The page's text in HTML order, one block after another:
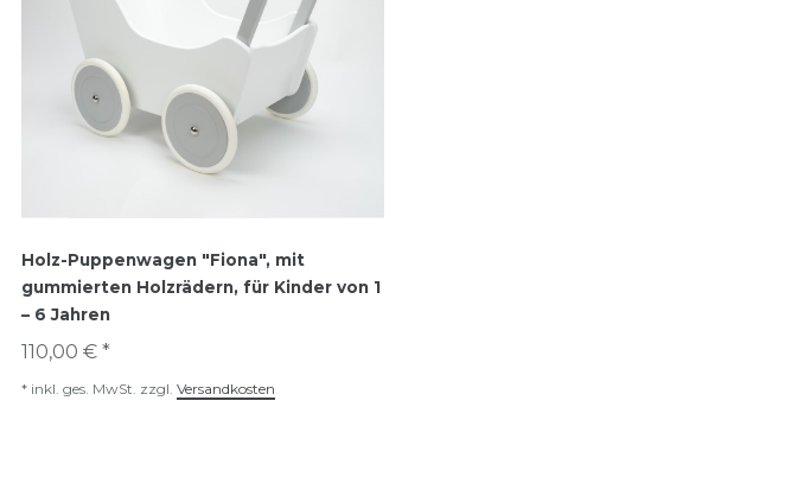
Holz-Puppenwagen "Fiona", mit
gummierten Holzrädern, für Kinder von 1
– 6 Jahren
110,00 € *
* inkl. ges. MwSt. zzgl. Versandkosten